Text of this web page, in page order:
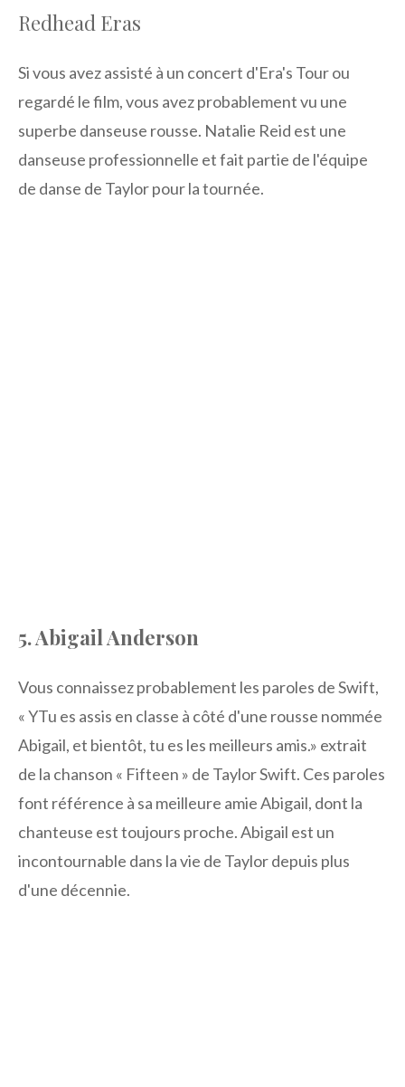
Redhead Eras
Si vous avez assisté à un concert d'Era's Tour ou
regardé le film, vous avez probablement vu une
superbe danseuse rousse. Natalie Reid est une
danseuse professionnelle et fait partie de l'équipe
de danse de Taylor pour la tournée.
5. Abigail Anderson
Vous connaissez probablement les paroles de Swift,
« YTu es assis en classe à côté d'une rousse nommée
Abigail, et bientôt, tu es les meilleurs amis.» extrait
de la chanson « Fifteen » de Taylor Swift. Ces paroles
font référence à sa meilleure amie Abigail, dont la
chanteuse est toujours proche. Abigail est un
incontournable dans la vie de Taylor depuis plus
d'une décennie.